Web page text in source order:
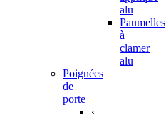
alu
Paumelles
à
clamer
alu
Poignées
de
porte
‹